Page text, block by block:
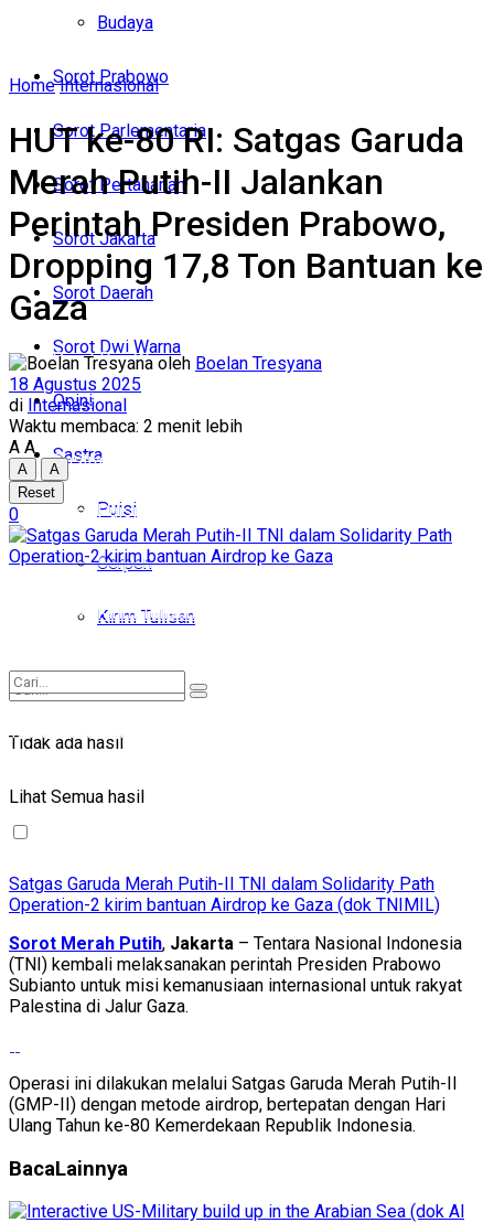
Budaya
Sorot Prabowo
Sorot Parlementaria
Sorot Pertahanan
Sorot Jakarta
Sorot Daerah
Sorot Dwi Warna
Opini
Sastra
Puisi
Cerpen
Kirim Tulisan
Tidak ada hasil
Lihat Semua hasil
Sorot Parlementaria
Sorot Pertahanan
Sorot Jakarta
Sorot Daerah
Sorot Dwi Warna
Opini
Sastra
Puisi
Cerpen
Kirim Tulisan
Tidak ada hasil
Home Internasional
HUT ke-80 RI: Satgas Garuda
Merah Putih-II Jalankan
Perintah Presiden Prabowo,
Dropping 17,8 Ton Bantuan ke
Gaza
oleh Boelan Tresyana
18 Agustus 2025
di Internasional
Waktu membaca: 2 menit lebih
A A
A
A
Reset
0
Satgas Garuda Merah Putih-II TNI dalam Solidarity Path
Operation-2 kirim bantuan Airdrop ke Gaza (dok TNIMIL)
Sorot Merah Putih, Jakarta – Tentara Nasional Indonesia
(TNI) kembali melaksanakan perintah Presiden Prabowo
Subianto untuk misi kemanusiaan internasional untuk rakyat
Palestina di Jalur Gaza.
Operasi ini dilakukan melalui Satgas Garuda Merah Putih-II
(GMP-II) dengan metode airdrop, bertepatan dengan Hari
Ulang Tahun ke-80 Kemerdekaan Republik Indonesia.
BacaLainnya